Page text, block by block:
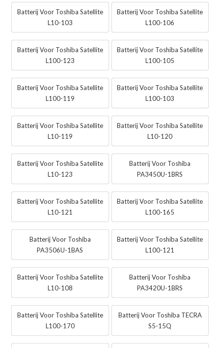
Batterij Voor Toshiba Satellite
L10-103
Batterij Voor Toshiba Satellite
L100-106
Batterij Voor Toshiba Satellite
L100-123
Batterij Voor Toshiba Satellite
L100-105
Batterij Voor Toshiba Satellite
L100-119
Batterij Voor Toshiba Satellite
L100-103
Batterij Voor Toshiba Satellite
L10-119
Batterij Voor Toshiba Satellite
L10-120
Batterij Voor Toshiba Satellite
L10-123
Batterij Voor Toshiba
PA3450U-1BRS
Batterij Voor Toshiba Satellite
L10-121
Batterij Voor Toshiba Satellite
L100-165
Batterij Voor Toshiba
PA3506U-1BAS
Batterij Voor Toshiba Satellite
L100-121
Batterij Voor Toshiba Satellite
L10-108
Batterij Voor Toshiba
PA3420U-1BRS
Batterij Voor Toshiba Satellite
L100-170
Batterij Voor Toshiba TECRA
S5-15Q